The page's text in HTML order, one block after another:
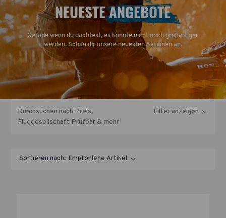
NEUESTE ANGEBOTE
Gerade wenn du dachtest, es könnte nicht noch großartiger
werden. Schau dir unsere neuesten Aktionen an.
Durchsuchen nach Preis,
Fluggesellschaft Prüfbar & mehr
Filter anzeigen
Sortieren nach: